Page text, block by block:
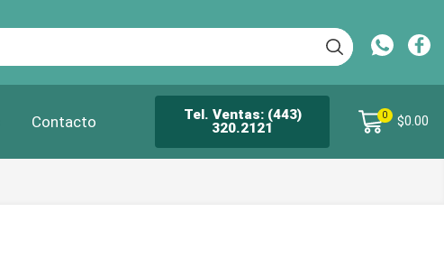
Contacto
Tel. Ventas: (443)
320.2121
0 $0.00